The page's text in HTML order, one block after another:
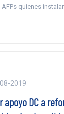
quienes
2019
apoyo DC a